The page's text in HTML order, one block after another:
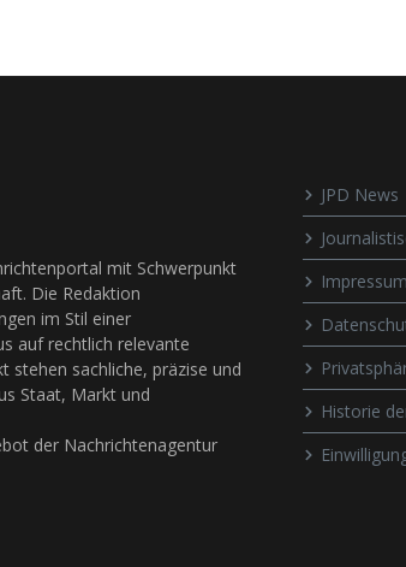
mit Schwerpunkt
Die Redaktion
im Stil einer
auf rechtlich relevante
stehen sachliche, präzise und
Staat, Markt und
der Nachrichtenagentur
JPD News
Impressum
Historie